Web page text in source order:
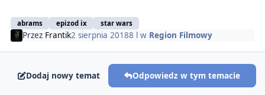
abrams epizod ix star wars
Przez Frantik2 sierpnia 20188 l w Region Filmowy
Dodaj nowy temat Odpowiedz w tym temacie